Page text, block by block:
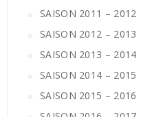
SAISON 2011 – 2012
SAISON 2012 – 2013
SAISON 2013 – 2014
SAISON 2014 – 2015
SAISON 2015 – 2016